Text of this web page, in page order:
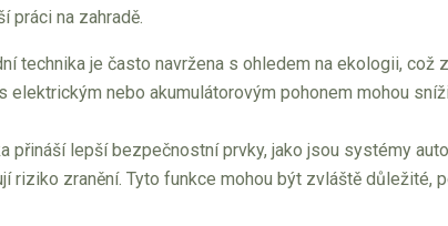
práci na zahradě.
technika je často navržena s ohledem na ekologii, což
nebo akumulátorovým pohonem mohou
přináší lepší bezpečnostní prvky, jako jsou systémy
riziko zranění. Tyto funkce mohou být zvláště důležité,